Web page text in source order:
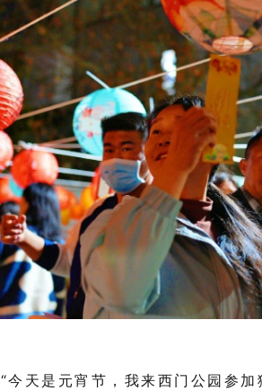
“今天是元宵节，我来西门公园参